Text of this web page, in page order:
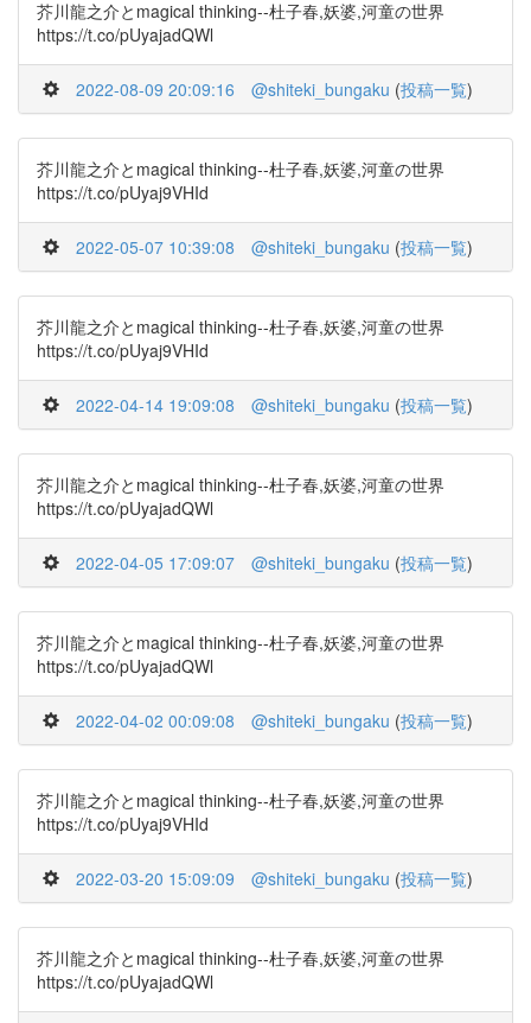
芥川龍之介とmagical thinking--杜子春,妖婆,河童の世界
https://t.co/pUyajadQWl
2022-08-09 20:09:16 @shiteki_bungaku (投稿一覧)
芥川龍之介とmagical thinking--杜子春,妖婆,河童の世界
https://t.co/pUyaj9VHId
2022-05-07 10:39:08 @shiteki_bungaku (投稿一覧)
芥川龍之介とmagical thinking--杜子春,妖婆,河童の世界
https://t.co/pUyaj9VHId
2022-04-14 19:09:08 @shiteki_bungaku (投稿一覧)
芥川龍之介とmagical thinking--杜子春,妖婆,河童の世界
https://t.co/pUyajadQWl
2022-04-05 17:09:07 @shiteki_bungaku (投稿一覧)
芥川龍之介とmagical thinking--杜子春,妖婆,河童の世界
https://t.co/pUyajadQWl
2022-04-02 00:09:08 @shiteki_bungaku (投稿一覧)
芥川龍之介とmagical thinking--杜子春,妖婆,河童の世界
https://t.co/pUyaj9VHId
2022-03-20 15:09:09 @shiteki_bungaku (投稿一覧)
芥川龍之介とmagical thinking--杜子春,妖婆,河童の世界
https://t.co/pUyajadQWl